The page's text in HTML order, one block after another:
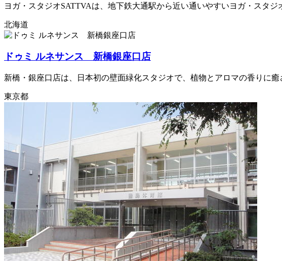
ヨガ・スタジオSATTVAは、地下鉄大通駅から近い通いやすいヨガ・スタ
北海道
ドゥミ ルネサンス 新橋銀座口店
新橋・銀座口店は、日本初の壁面緑化スタジオで、植物とアロマの香りに
東京都